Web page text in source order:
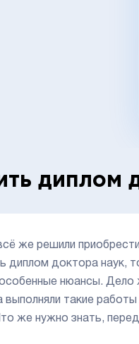
диплом
же решили
диплом доктора наук,
особенные нюансы.
выполняли такие
же нужно знать,